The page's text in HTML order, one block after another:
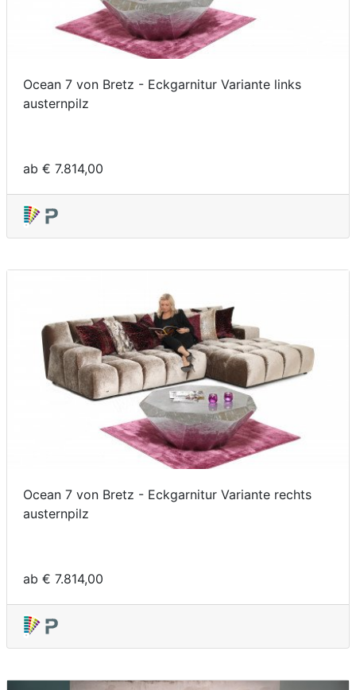
Ocean 7 von Bretz - Eckgarnitur Variante links
austernpilz
ab € 7.814,00
Ocean 7 von Bretz - Eckgarnitur Variante rechts
austernpilz
ab € 7.814,00